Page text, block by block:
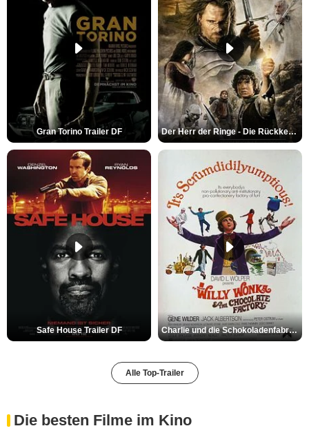
Gran Torino Trailer DF Der Herr der Ringe - Die Rückkehr des Königs Trailer OV
Safe House Trailer DF Charlie und die Schokoladenfabrik Trailer OV
Alle Top-Trailer
Die besten Filme im Kino